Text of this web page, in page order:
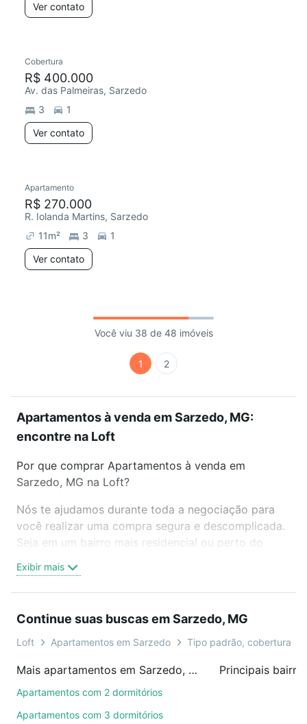
Ver contato
Cobertura
R$ 400.000
Av. das Palmeiras, Sarzedo
3
1
Ver contato
Apartamento
R$ 270.000
R. Iolanda Martins, Sarzedo
11m² 3
1
Ver contato
Você viu 38 de 48 imóveis
1 2
Apartamentos à venda em Sarzedo, MG:
encontre na Loft
Por que comprar Apartamentos à venda em
Sarzedo, MG na Loft?
Nós te ajudamos durante toda a negociação para
você realizar uma compra segura e descomplicada.
Seja em um bairro mais residencial ou perto do
oferta ideal de Apartamentos à venda em Sarzedo,
MG para conquistar seu sonho. Agende uma visita
compromisso e você ainda conta com mais de 46
mil corretores e imobiliárias te ajudando na compra,
Como escolher um imóvel?
Use barra de busca no topo para pesquisar por
Exibir mais
Continue suas buscas em Sarzedo, MG
Loft Apartamentos em Sarzedo Tipo padrão, cobertura,
Mais apartamentos em Sarzedo, MG
Apartamentos com 2 dormitórios
Apartamentos com 3 dormitórios
Principais